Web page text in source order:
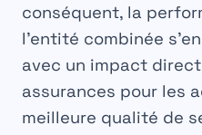
conséquent, la
l’entité combinée
avec un impact
assurances pour les
meilleure qualité de